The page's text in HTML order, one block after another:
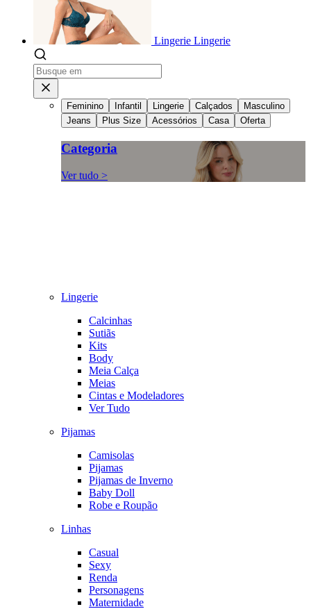
Lingerie Lingerie
Feminino Infantil Lingerie Calçados
Masculino
Jeans
Plus Size Acessórios Casa Oferta
Categoria
Ver tudo >
Lingerie
Calcinhas
Sutiãs
Kits
Body
Meia Calça
Meias
Cintas e Modeladores
Ver Tudo
Pijamas
Camisolas
Pijamas
Pijamas de Inverno
Baby Doll
Robe e Roupão
Linhas
Casual
Sexy
Renda
Personagens
Maternidade